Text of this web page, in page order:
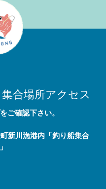
合場所アクセス
ご確認下さい。
新川漁港内「釣り船集合